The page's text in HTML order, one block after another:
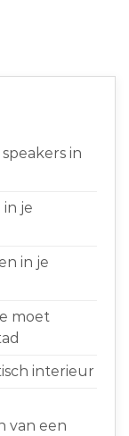
in
je
in je
moet
interieur
van een